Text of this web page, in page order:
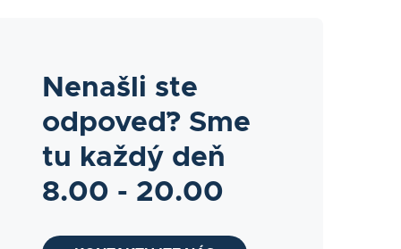
Nenašli ste
odpoveď? Sme
tu každý deň
8.00 - 20.00